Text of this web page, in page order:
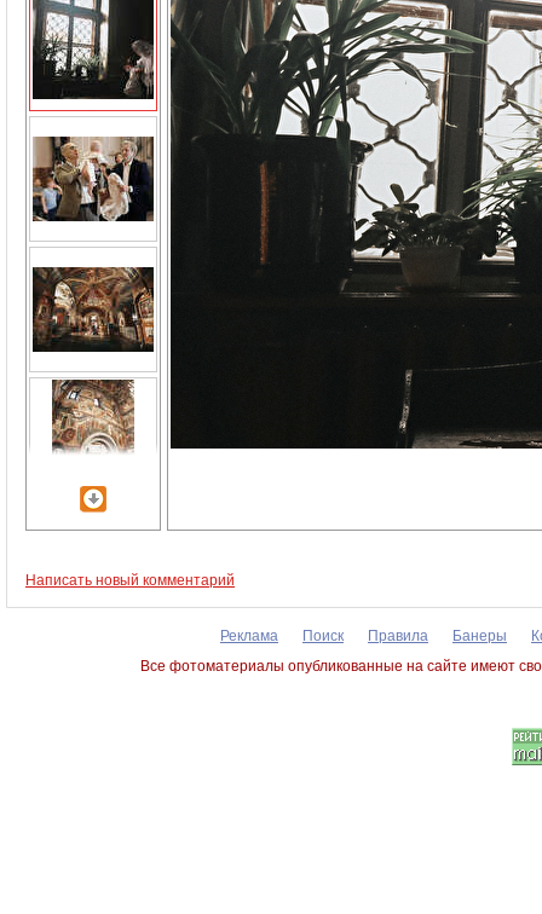
Написать новый комментарий
Реклама Поиск Правила Банеры
Все фотоматериалы опубликованные на сайте имеют